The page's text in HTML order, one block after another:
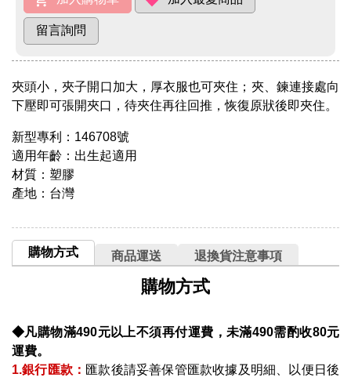
夾頭小，夾子開口加大，厚衣服也可夾住；夾、鍊連接處向
下壓即可張開夾口，待夾住再往回推，恢復原狀後即夾住。
新型專利：146708號
適用年齡：出生起適用
材質：塑膠
產地：台灣
購物方式 商品運送 退換貨注意事項
購物方式
◆凡購物滿490元以上不須再付運費，未滿490需酌收80元
運費。
1.銀行匯款： 匯款後請妥善保管匯款收據及明細、以便日後